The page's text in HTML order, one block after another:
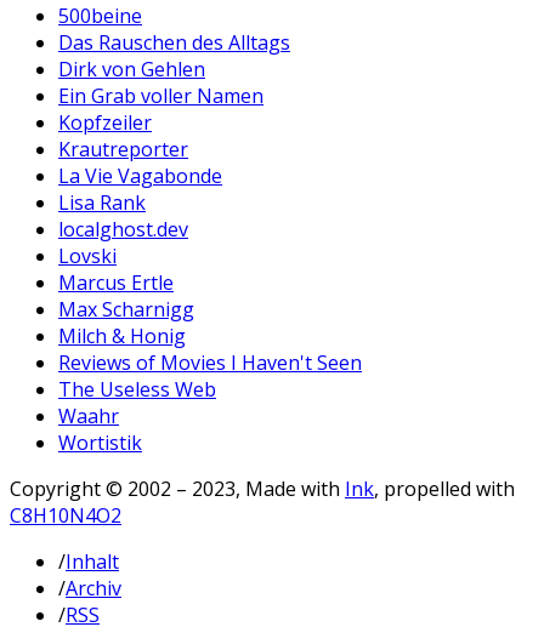
500beine
Das Rauschen des Alltags
Dirk von Gehlen
Ein Grab voller Namen
Kopfzeiler
Krautreporter
La Vie Vagabonde
Lisa Rank
localghost.dev
Lovski
Marcus Ertle
Max Scharnigg
Milch & Honig
Reviews of Movies I Haven't Seen
The Useless Web
Waahr
Wortistik
Copyright © 2002 – 2023, Made with Ink, propelled with
C8H10N4O2
/Inhalt
/Archiv
/RSS